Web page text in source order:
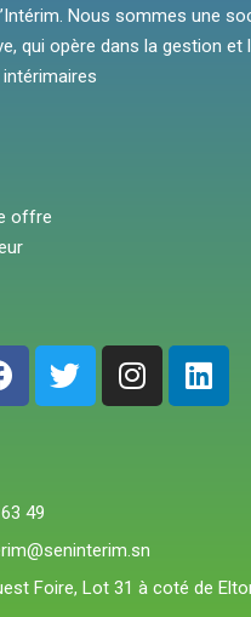
Nous sommes une
qui opère dans la gestion et
offre
49
Foire, Lot 31 à coté de